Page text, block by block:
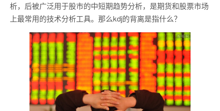
析，后被广泛用于股市的中短期趋势分析，是期货和股票市场
上最常用的技术分析工具。那么kdj的背离是指什么？